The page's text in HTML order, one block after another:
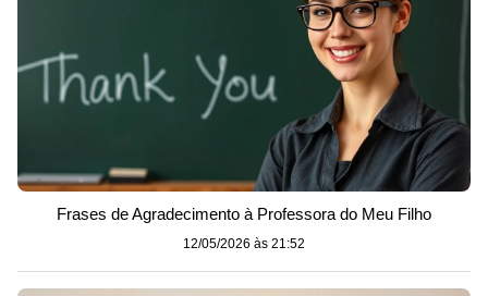
Frases de Agradecimento à Professora do Meu Filho
12/05/2026 às 21:52